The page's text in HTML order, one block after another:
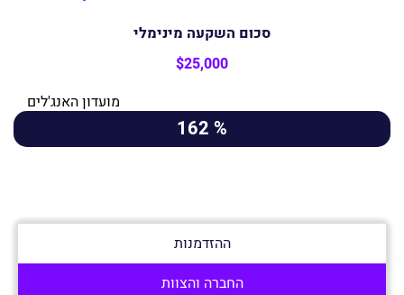
סכום השקעה מינימלי
$25,000
% 162
מועדון האנג'לים
ההזדמנות
החברה והצוות